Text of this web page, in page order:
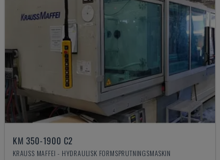
KM 350-1900 C2
KRAUSS MAFFEI - HYDRAULISK FORMSPRUTNINGSMASKIN